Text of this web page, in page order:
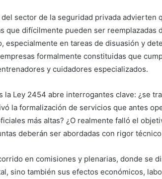
sector de la seguridad privada advierten
que difícilmente pueden ser reemplazadas
especialmente en tareas de disuasión y
formalmente constituidas que
y cuidadores especializados.
la Ley 2454 abre interrogantes clave: ¿se
la formalización de servicios que antes
más altas? ¿O realmente falló el
deberán ser abordadas con rigor
en comisiones y plenarias, donde se
sino también sus efectos económicos,